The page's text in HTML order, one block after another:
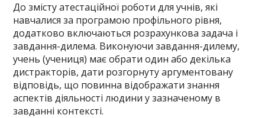
До змісту атестаційної роботи для учнів, які
навчалися за програмою профільного рівня,
додатково включаються розрахункова задача і
завдання-дилема. Виконуючи завдання-дилему,
учень (учениця) має обрати один або декілька
дистракторів, дати розгорнуту аргументовану
відповідь, що повинна відображати знання
аспектів діяльності людини у зазначеному в
завданні контексті.